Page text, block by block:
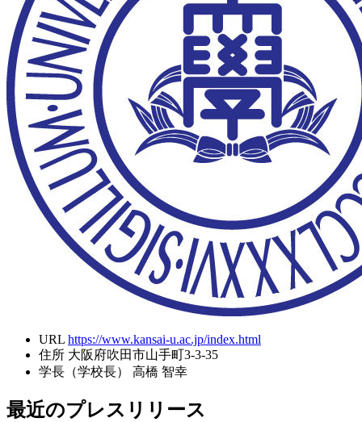
URL https://www.kansai-u.ac.jp/index.html
住所 大阪府吹田市山手町3-3-35
学長（学校長）
高橋 智幸
最近のプレスリリース